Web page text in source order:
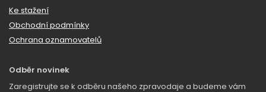
Ke stažení
Obchodní podmínky
Ochrana oznamovatelů
Odběr novinek
Zaregistrujte se k odběru našeho zpravodaje a budeme vám